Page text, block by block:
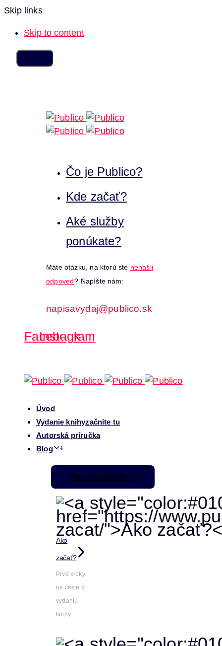
Skip links
Skip to content
Čo je Publico?
Kde začať?
Aké služby
ponúkate?
Máte otázku, na ktorú ste nenašli
odpoveď? Napíšte nám:
napisavydaj@publico.sk
Facebook
Instagram
Úvod
Vydanie knihyzačnite tu
Autorská príručka
Blog
Pre začiatočníkov
Ako
začať?
Prvé kroky
na ceste k
vydaniu
knihy